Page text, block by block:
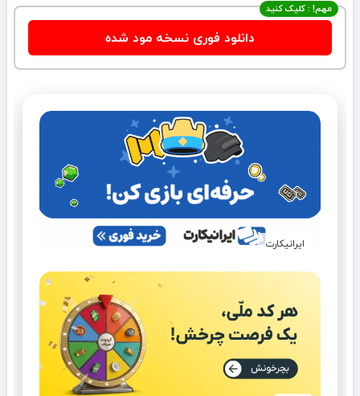
مهم! : کلیک کنید
دانلود فوری نسخه مود شده
ایرانیکارت